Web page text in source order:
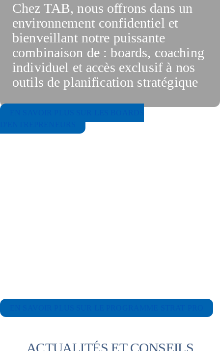
Chez TAB, nous offrons dans un
environnement confidentiel et
bienveillant notre puissante
combinaison de : boards, coaching
individuel et accès exclusif à nos
outils de planification stratégique
ACTUALITÉS ET CONSEILS